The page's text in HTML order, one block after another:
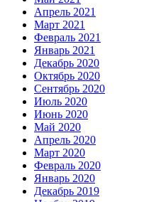
Апрель 2021
Март 2021
Февраль 2021
Январь 2021
Декабрь 2020
Октябрь 2020
Сентябрь 2020
Июль 2020
Июнь 2020
Май 2020
Апрель 2020
Март 2020
Февраль 2020
Январь 2020
Декабрь 2019